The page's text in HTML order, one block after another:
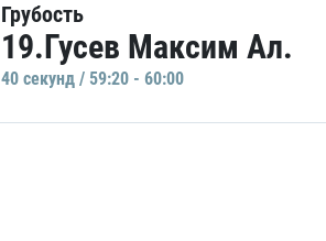
Грубость
19.Гусев Максим Ал.
40 секунд / 59:20 - 60:00